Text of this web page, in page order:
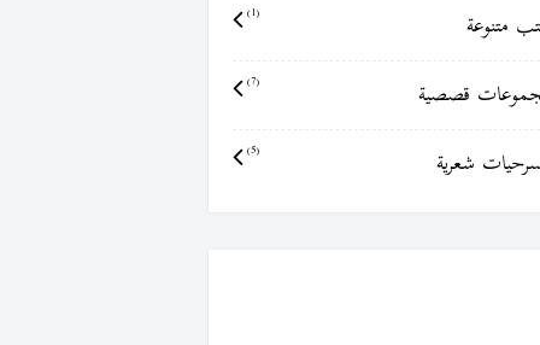
متنوعة (1)
قصصية (7)
شعرية (5)